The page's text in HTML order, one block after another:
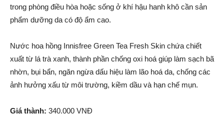
trong phòng điều hòa hoặc sống ở khí hậu hanh khô cần sản
phẩm dưỡng da có độ ẩm cao.
Nước hoa hồng Innisfree Green Tea Fresh Skin chứa chiết
xuất từ lá trà xanh, thành phần chống oxi hoá giúp làm sạch bã
nhờn, bụi bẩn, ngăn ngừa dấu hiệu làm lão hoá da, chống các
ảnh hưởng xấu từ môi trường, kiềm dầu và hạn chế mụn.
Giá thành: 340.000 VNĐ